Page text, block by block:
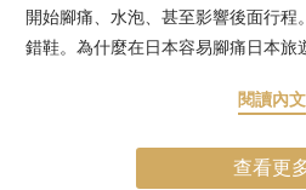
開始腳痛、水泡、甚至影響後面行
錯鞋。為什麼在日本容易腳痛日本旅
移動（車站轉乘、逛街）>>>這三個
有回彈（不是踩下去就塌）有支撐（
閱讀內文
查看更